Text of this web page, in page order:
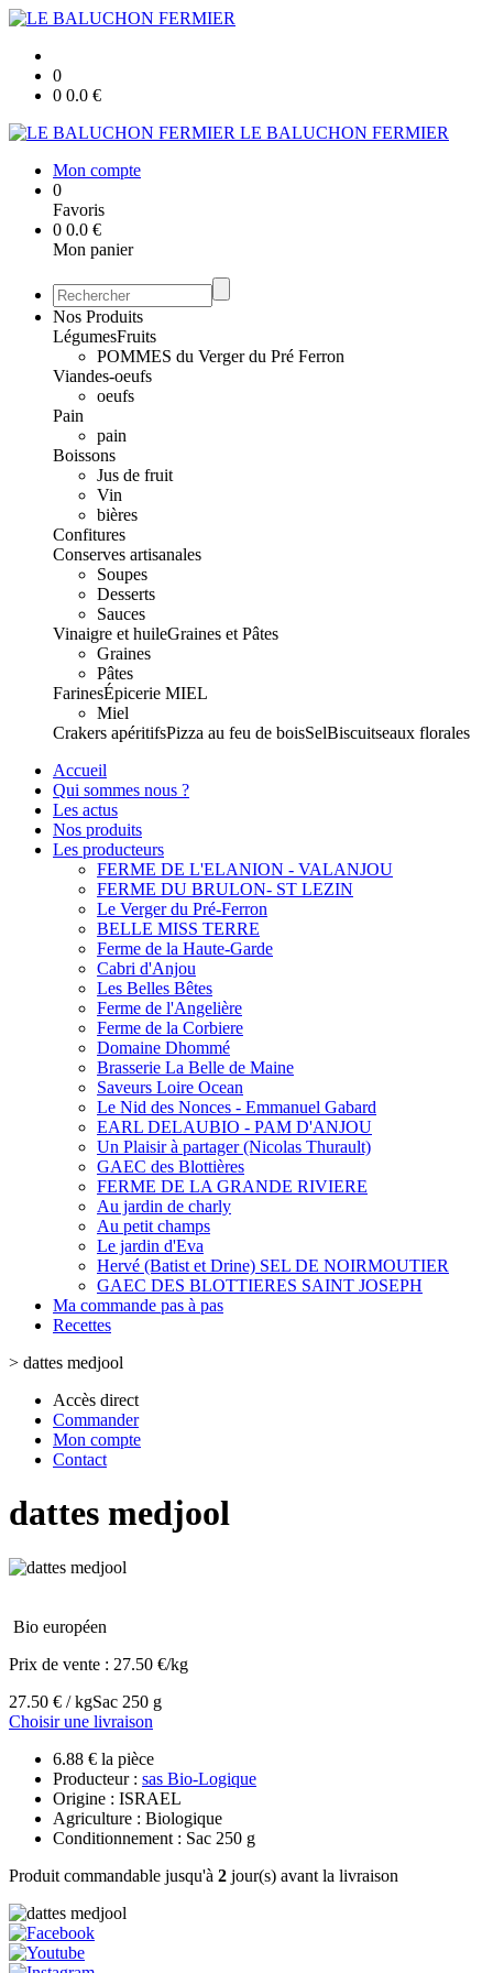
0
0 0.0 €
LE BALUCHON FERMIER
Mon compte
0
Favoris
0 0.0 €
Mon panier
Nos Produits
LégumesFruits
POMMES du Verger du Pré Ferron
Viandes-oeufs
oeufs
Pain
pain
Boissons
Jus de fruit
Vin
bières
Confitures
Conserves artisanales
Soupes
Desserts
Sauces
Vinaigre et huileGraines et Pâtes
Graines
Pâtes
FarinesÉpicerie MIEL
Miel
Crakers apéritifsPizza au feu de boisSelBiscuitseaux florales
Accueil
Qui sommes nous ?
Les actus
Nos produits
Les producteurs
FERME DE L'ELANION - VALANJOU
FERME DU BRULON- ST LEZIN
Le Verger du Pré-Ferron
BELLE MISS TERRE
Ferme de la Haute-Garde
Cabri d'Anjou
Les Belles Bêtes
Ferme de l'Angelière
Ferme de la Corbiere
Domaine Dhommé
Brasserie La Belle de Maine
Saveurs Loire Ocean
Le Nid des Nonces - Emmanuel Gabard
EARL DELAUBIO - PAM D'ANJOU
Un Plaisir à partager (Nicolas Thurault)
GAEC des Blottières
FERME DE LA GRANDE RIVIERE
Au jardin de charly
Au petit champs
Le jardin d'Eva
Hervé (Batist et Drine) SEL DE NOIRMOUTIER
GAEC DES BLOTTIERES SAINT JOSEPH
Ma commande pas à pas
Recettes
> dattes medjool
Accès direct
Commander
Mon compte
Contact
dattes medjool
Bio européen
Prix de vente : 27.50 €/kg
27.50 € / kgSac 250 g
Choisir une livraison
6.88 € la pièce
Producteur : sas Bio-Logique
Origine : ISRAEL
Agriculture : Biologique
Conditionnement : Sac 250 g
Produit commandable jusqu'à 2 jour(s) avant la livraison